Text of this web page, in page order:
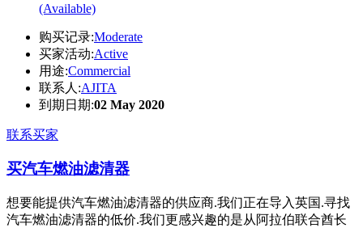
(Available)
购买记录:Moderate
买家活动:Active
用途:Commercial
联系人:AJITA
到期日期:02 May 2020
联系买家
买汽车燃油滤清器
想要能提供汽车燃油滤清器的供应商.我们正在导入英国.寻找
汽车燃油滤清器的低价.我们更感兴趣的是从阿拉伯联合酋长